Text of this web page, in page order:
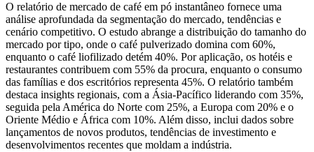
O relatório de mercado de café em pó instantâneo fornece uma
análise aprofundada da segmentação do mercado, tendências e
cenário competitivo. O estudo abrange a distribuição do tamanho do
mercado por tipo, onde o café pulverizado domina com 60%,
enquanto o café liofilizado detém 40%. Por aplicação, os hotéis e
restaurantes contribuem com 55% da procura, enquanto o consumo
das famílias e dos escritórios representa 45%. O relatório também
destaca insights regionais, com a Ásia-Pacífico liderando com 35%,
seguida pela América do Norte com 25%, a Europa com 20% e o
Oriente Médio e África com 10%. Além disso, inclui dados sobre
lançamentos de novos produtos, tendências de investimento e
desenvolvimentos recentes que moldam a indústria.